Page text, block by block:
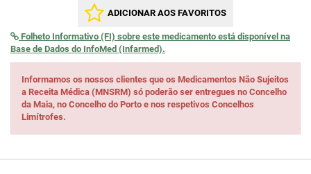
ADICIONAR AOS FAVORITOS
Folheto Informativo (FI) sobre este medicamento está disponível na
Base de Dados do InfoMed (Infarmed).
Informamos os nossos clientes que os Medicamentos Não Sujeitos
a Receita Médica (MNSRM) só poderão ser entregues no Concelho
da Maia, no Concelho do Porto e nos respetivos Concelhos
Limítrofes.